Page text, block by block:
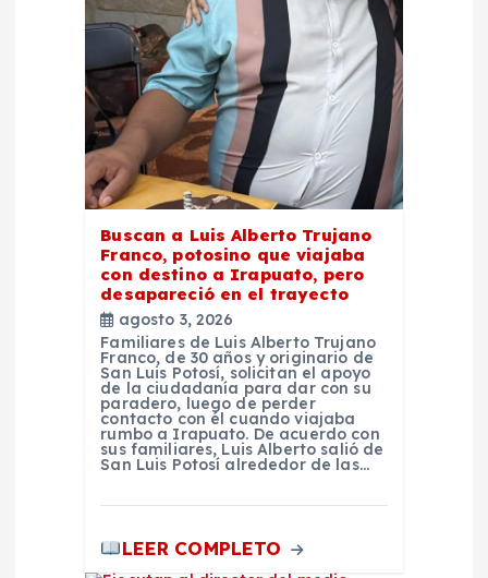
Buscan a Luis Alberto Trujano
Franco, potosino que viajaba
con destino a Irapuato, pero
desapareció en el trayecto
agosto 3, 2026
Familiares de Luis Alberto Trujano
Franco, de 30 años y originario de
San Luis Potosí, solicitan el apoyo
de la ciudadanía para dar con su
paradero, luego de perder
contacto con él cuando viajaba
rumbo a Irapuato. De acuerdo con
sus familiares, Luis Alberto salió de
San Luis Potosí alrededor de las…
LEER COMPLETO